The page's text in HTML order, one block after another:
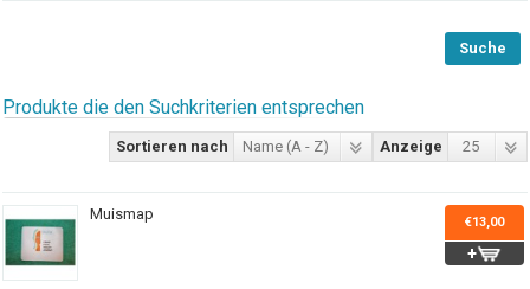
Produkte die den Suchkriterien entsprechen
Anzeige 25
Sortieren nach Name (A - Z)
Muismap €13,00